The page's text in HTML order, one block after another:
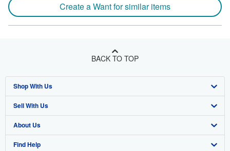
Create a Want for similar items
BACK TO TOP
Shop With Us
Advanced Search
Browse Collections
My Account
Sell With Us
Start Selling
Join Our Affiliate Program
About Us
About AbeBooks
Find Help